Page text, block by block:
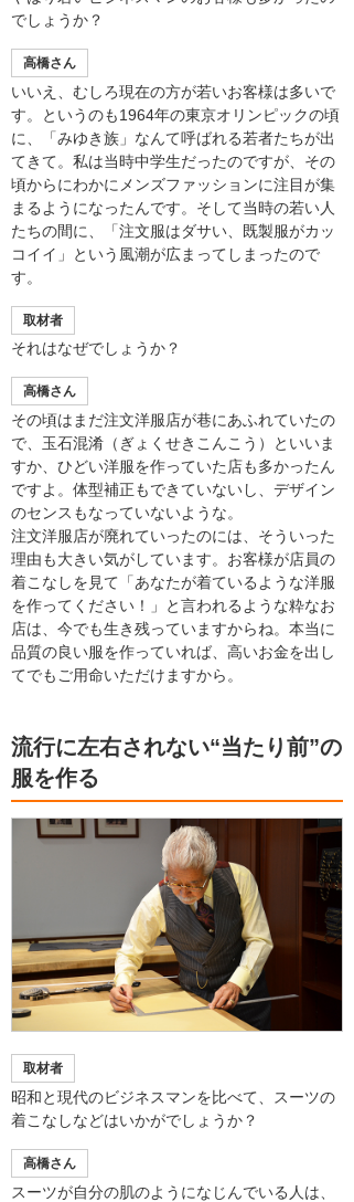
でしょうか？
高橋さん
いいえ、むしろ現在の方が若いお客様は多いで
す。というのも1964年の東京オリンピックの頃
に、「みゆき族」なんて呼ばれる若者たちが出
てきて。私は当時中学生だったのですが、その
頃からにわかにメンズファッションに注目が集
まるようになったんです。そして当時の若い人
たちの間に、「注文服はダサい、既製服がカッ
コイイ」という風潮が広まってしまったので
す。
取材者
それはなぜでしょうか？
高橋さん
その頃はまだ注文洋服店が巷にあふれていたの
で、玉石混淆（ぎょくせきこんこう）といいま
すか、ひどい洋服を作っていた店も多かったん
ですよ。体型補正もできていないし、デザイン
のセンスもなっていないような。
注文洋服店が廃れていったのには、そういった
理由も大きい気がしています。お客様が店員の
着こなしを見て「あなたが着ているような洋服
を作ってください！」と言われるような粋なお
店は、今でも生き残っていますからね。本当に
品質の良い服を作っていれば、高いお金を出し
てでもご用命いただけますから。
流行に左右されない“当たり前”の
服を作る
取材者
昭和と現代のビジネスマンを比べて、スーツの
着こなしなどはいかがでしょうか？
高橋さん
スーツが自分の肌のようになじんでいる人は、